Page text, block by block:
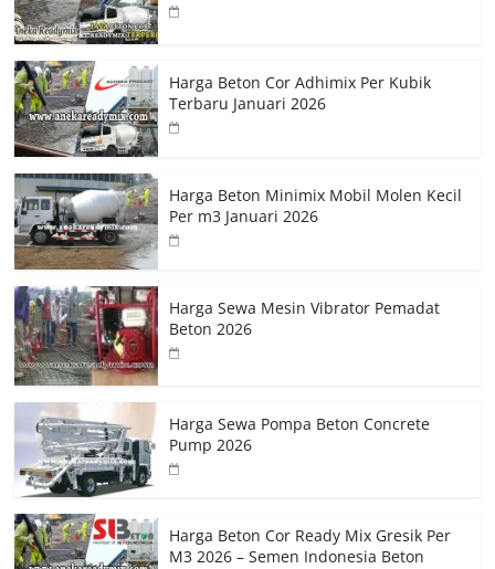
Harga Beton Cor Adhimix Per Kubik
Terbaru Januari 2026
Harga Beton Minimix Mobil Molen Kecil
Per m3 Januari 2026
Harga Sewa Mesin Vibrator Pemadat
Beton 2026
Harga Sewa Pompa Beton Concrete
Pump 2026
Harga Beton Cor Ready Mix Gresik Per
M3 2026 – Semen Indonesia Beton